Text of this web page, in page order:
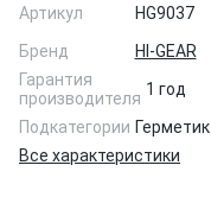
Артикул
HG9037
Бренд
HI-GEAR
Гарантия
производителя 1 год
Подкатегории Герметик
Все характеристики